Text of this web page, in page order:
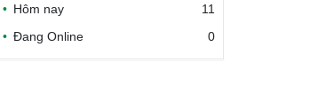
Công đoàn Y tế Việt Nam
Safe Food for Growth Project
Hôm nay
11
Đang Online
0